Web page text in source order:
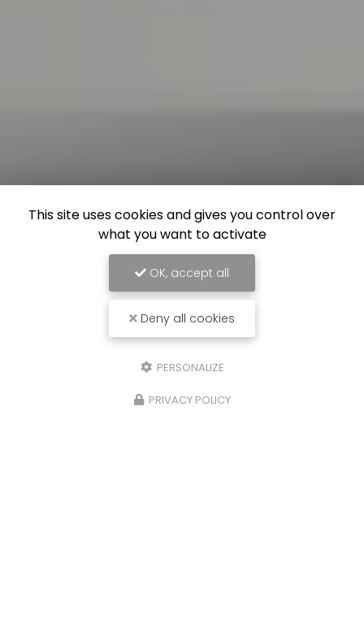
This site uses cookies and gives you control over
what you want to activate
OK, accept all
Deny all cookies
PERSONALIZE
PRIVACY POLICY